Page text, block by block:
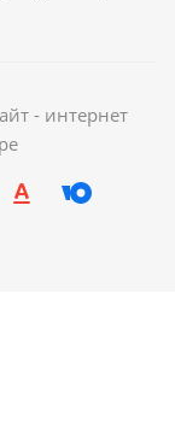
- интернет